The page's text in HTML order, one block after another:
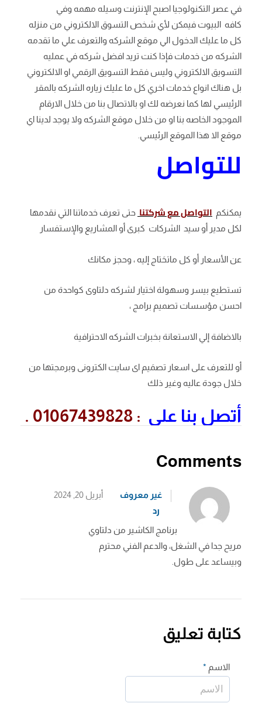
في عصر التكنولوجيا اصبح الإنترنت وسيله مهمه وفي
كافه البيوت فيمكن لأي شخص التسوق الالكتروني من منزله
كل ما عليك الدخول الي موقع الشركه والتعرف علي ما تقدمه
الشركه من خدمات فإذا كنت تريد افضل شركه في عمليه
التسويق الالكتروني وليس فقط التسويق الرقمي او الالكتروني
بل هناك انواع خدمات اخري كل ما عليك زياره الشركه بالمقر
الرئيسي لها كما نعرضه لك او بالاتصال بنا من خلال الارقام
الموجود الخاصه بنا او من خلال موقع الشركه ولا يوجد لدينا اي
موقع الا هذا الموقع الرئيسي.
للتواصل
يمكنكم التواصل مع شركتنا حتى تعرف خدماتنا التي نقدمها
لكل مدير أو سيد الشركات كبرى أو المشاريع والإستفسار
عن الأسعار أو كل ماتحَتاج إليه ، وحجز مكانك
تستطيع بيسر وسهولة اختيار لشركه دلتاوى كواحدة من
احسن مؤسسات تصميم برامج ،
بالاضافة إلي الاستعانة بخبرات الشركه الاحترافية
أو للتعرف على اسعار تصمَيم اى سايت الكترونى وبرمجتها من
خلال جودة عاليه وغير ذلك
أتصل بنا على : 01067439828 .
Comments
غير معروف أبريل 20, 2024
رد
برنامج الكاشير من دلتاوي
مريح جدا في الشغل، والدعم الفني محترم
وبيساعد على طول.
كتابة تعليق
الاسم *